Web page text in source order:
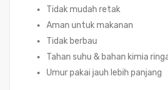
Tidak mudah retak
Aman untuk makanan
Tidak berbau
Tahan suhu & bahan kimia
Umur pakai jauh lebih panjang